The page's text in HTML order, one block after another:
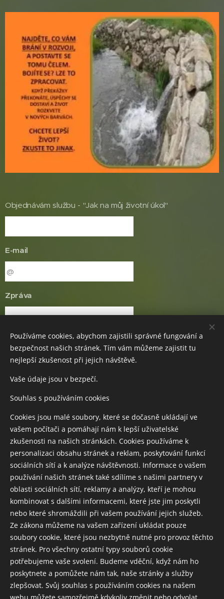
Objednávám službu - "Jak na můj životní úkol"
E-mail
Zpráva
Odeslat
PLATEBNÍ ÚDAJE:ČÁSTKU, PROSÍM,
UHRAĎTE NA -
č.ú.:2200612924kód banky 2010 Fio
Po připsání úhrady na účet
obdržíte fakturu,
do 3 dnů pak vaši vyhotovenou objednávku,
do poznámky uveďte:vaše jméno a e-mail
a službu nebo produkt, který objednáváte.
NERO CENTRUM s.r.o., IČO 6146754, Praha 8 Libeň, U Slovanky
Používáme cookies, abychom zajistili správné fungování a
bezpečnost našich stránek. Tím vám můžeme zajistit tu
nejlepší zkušenost při jejich návštěvě.
Vaše údaje jsou v bezpečí.
Souhlas s používáním cookies
Cookies jsou malé soubory, které se dočasně ukládají ve
vašem počítači a pomáhají nám k lepší uživatelské
zkušenosti na našich stránkách. Cookies používáme k
personalizaci obsahu stránek a reklam, poskytování funkcí
sociálních sítí a k analýze návštěvnosti. Informace o vašem
používání našich stránek také sdílíme s našimi partnery v
oblasti sociálních sítí, reklamy a analýzy, kteří je mohou
kombinovat s dalšími informacemi, které jste jim poskytli
nebo které shromáždili při vašem používání jejich služeb.
Ze zákona můžeme na vašem zařízení ukládat pouze
soubory cookie, které jsou nezbytně nutné pro provoz těchto
stránek. Pro všechny ostatní typy souborů cookie
potřebujeme vaše svolení. Budeme vděční, když nám ho
poskytnete a pomůžete nám tak, naše stránky a služby
zlepšovat. Svůj souhlas s používáním cookies na našem